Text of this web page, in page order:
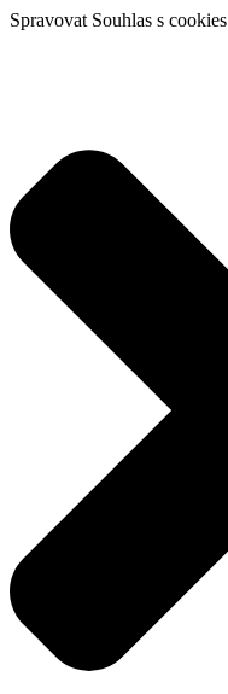
Spravovat Souhlas s cookies